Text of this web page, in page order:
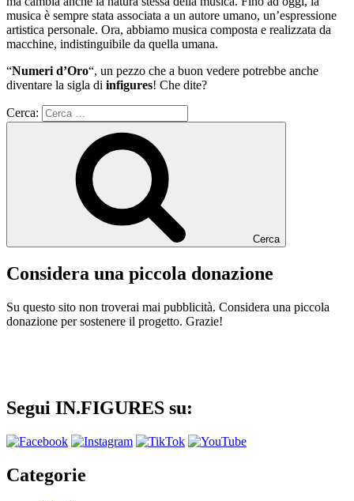
musica è sempre stata associata a un autore umano, un’espressione
artistica personale. Ora, abbiamo musica composta e realizzata da
macchine, indistinguibile da quella umana.
“Numeri d’Oro“, un pezzo che a buon vedere potrebbe anche
diventare la sigla di infigures! Che dite?
Cerca:
Cerca
Considera una piccola donazione
Su questo sito non troverai mai pubblicità. Considera una piccola
donazione per sostenere il progetto. Grazie!
Segui IN.FIGURES su:
Categorie